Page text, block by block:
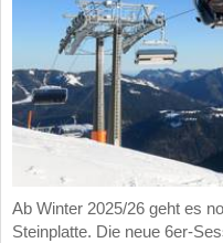
Ab Winter 2025/26 geht es
Steinplatte. Die neue 6er-